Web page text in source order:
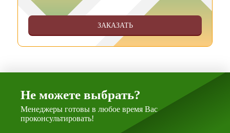
ЗАКАЗАТЬ
Не можете выбрать?
Менеджеры готовы в любое время Вас
проконсультировать!